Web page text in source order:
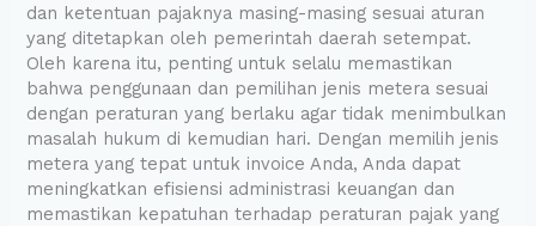
dan ketentuan pajaknya masing-masing sesuai aturan
yang ditetapkan oleh pemerintah daerah setempat.
Oleh karena itu, penting untuk selalu memastikan
bahwa penggunaan dan pemilihan jenis metera sesuai
dengan peraturan yang berlaku agar tidak menimbulkan
masalah hukum di kemudian hari. Dengan memilih jenis
metera yang tepat untuk invoice Anda, Anda dapat
meningkatkan efisiensi administrasi keuangan dan
memastikan kepatuhan terhadap peraturan pajak yang